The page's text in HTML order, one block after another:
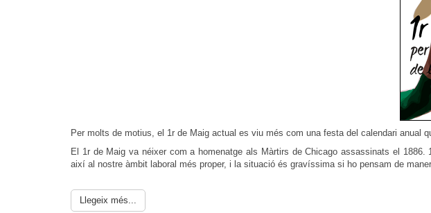
Per molts de motius, el 1r de Maig actual es viu més com una festa del calendari anual
El 1r de Maig va néixer com a homenatge als Màrtirs de Chicago assassinats el
així al nostre àmbit laboral més proper, i la situació és gravíssima si ho pensam de
Llegeix més...